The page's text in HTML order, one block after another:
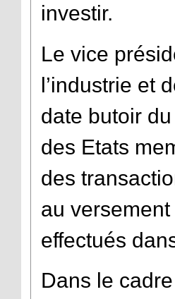
investir.
Le vice
l’industrie et
date butoir
des Etats
des
au
effectués
Dans le